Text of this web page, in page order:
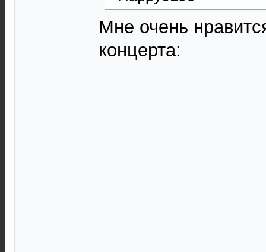
Мне очень
концерта: